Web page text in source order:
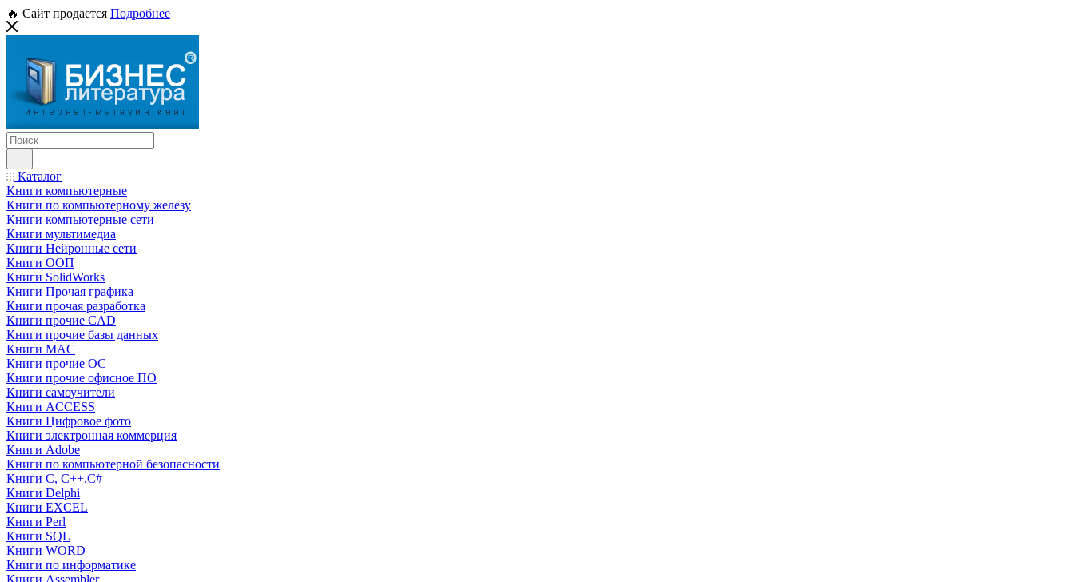
🔥 Сайт продается Подробнее
Каталог
Книги компьютерные
Книги по компьютерному железу
Книги компьютерные сети
Книги мультимедиа
Книги Нейронные сети
Книги ООП
Книги SolidWorks
Книги Прочая графика
Книги прочая разработка
Книги прочие CAD
Книги прочие базы данных
Книги MAC
Книги прочие ОС
Книги прочие офисное ПО
Книги самоучители
Книги ACCESS
Книги Цифровое фото
Книги электронная коммерция
Книги Adobe
Книги по компьютерной безопасности
Книги C, C++,С#
Книги Delphi
Книги EXCEL
Книги Perl
Книги SQL
Книги WORD
Книги по информатике
Книги Assembler